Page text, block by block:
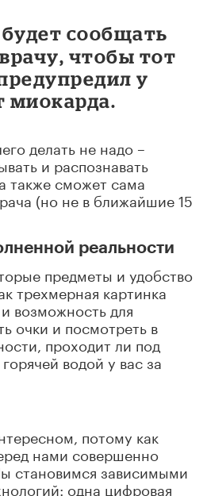
сообщать
чтобы тот
у
миокарда.
делать не надо –
и распознавать
также сможет сама
(но не в ближайшие 15
реальности
предметы и удобство
трехмерная картинка
возможность для
очки и посмотреть в
проходит ли под
водой у вас за
потому как
нами совершенно
становимся зависимыми
одна цифровая